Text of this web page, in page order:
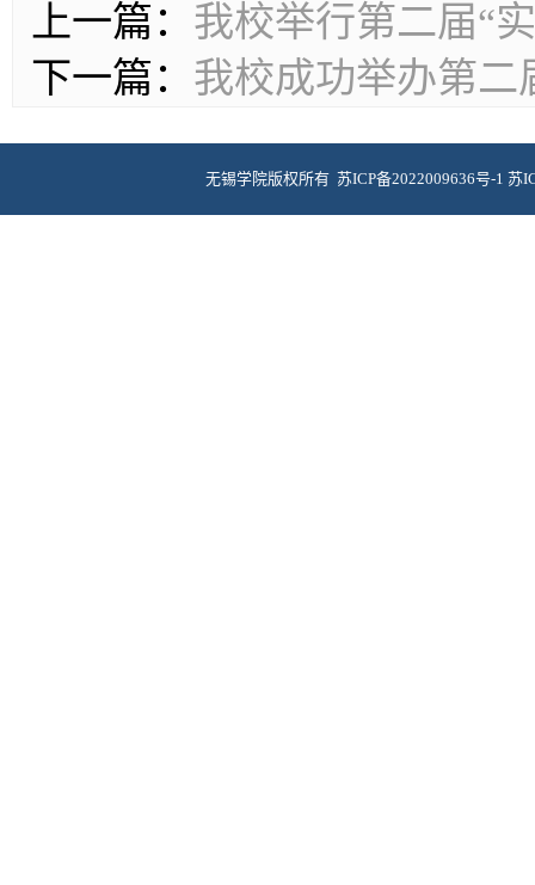
上一篇： 我校举行第二届“
下一篇： 我校成功举办第二
无锡学院版权所有 苏ICP备2022009636号-1 苏